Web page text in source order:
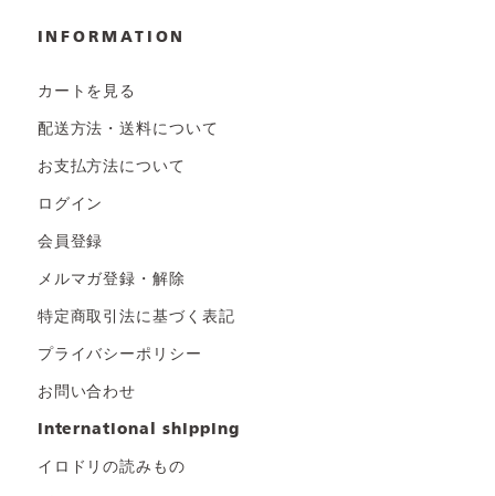
INFORMATION
カートを見る
配送方法・送料について
お支払方法について
ログイン
会員登録
メルマガ登録・解除
特定商取引法に基づく表記
プライバシーポリシー
お問い合わせ
international shipping
イロドリの読みもの